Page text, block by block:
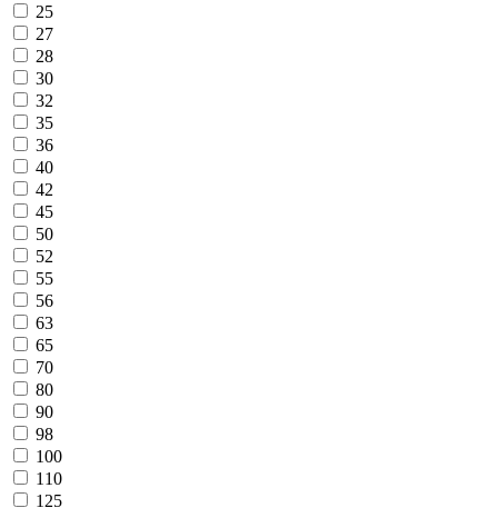
25
27
28
30
32
35
36
40
42
45
50
52
55
56
63
65
70
80
90
98
100
110
125